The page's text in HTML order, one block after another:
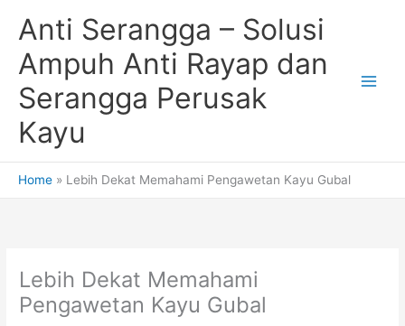
Anti Serangga – Solusi
Ampuh Anti Rayap dan
Serangga Perusak
Kayu
Home Lebih Dekat Memahami Pengawetan Kayu Gubal
Lebih Dekat Memahami
Pengawetan Kayu Gubal